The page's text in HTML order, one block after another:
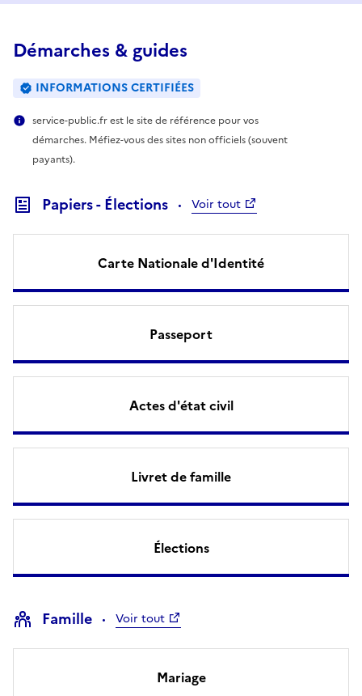
Démarches & guides
INFORMATIONS CERTIFIÉES
service-public.fr est le site de référence pour vos
démarches. Méfiez-vous des sites non officiels (souvent
payants).
Papiers - Élections Voir tout
Carte Nationale d'Identité
Passeport
Actes d'état civil
Livret de famille
Élections
Famille Voir tout
Mariage